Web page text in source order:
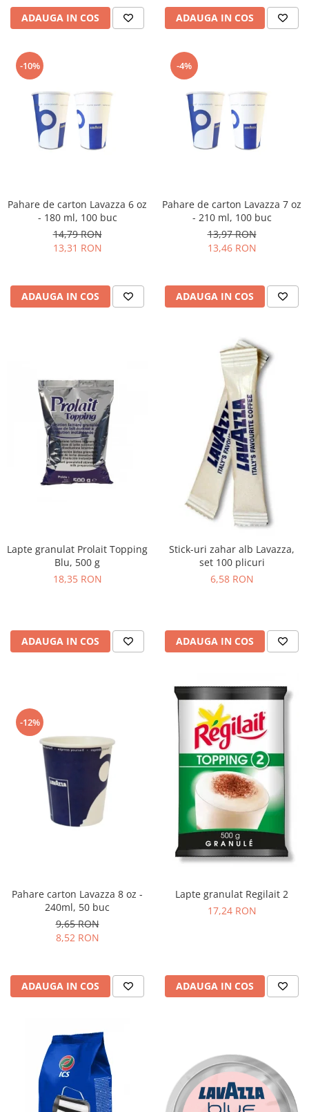
ADAUGA IN COS ADAUGA IN COS
-10%
Pahare de carton Lavazza 6 oz
- 180 ml, 100 buc
14,79 RON
13,31 RON
ADAUGA IN COS
-4%
Pahare de carton Lavazza 7 oz
- 210 ml, 100 buc
13,97 RON
13,46 RON
ADAUGA IN COS
Lapte granulat Prolait Topping
Blu, 500 g
18,35 RON
ADAUGA IN COS
Stick-uri zahar alb Lavazza,
set 100 plicuri
6,58 RON
ADAUGA IN COS
-12%
Pahare carton Lavazza 8 oz -
240ml, 50 buc
9,65 RON
8,52 RON
ADAUGA IN COS
Lapte granulat Regilait 2
17,24 RON
ADAUGA IN COS